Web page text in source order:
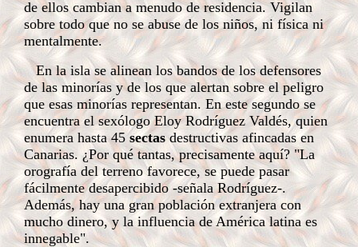
de ellos cambian a menudo de residencia. Vigilan
sobre todo que no se abuse de los niños, ni física ni
mentalmente.
En la isla se alinean los bandos de los defensores
de las minorías y de los que alertan sobre el peligro
que esas minorías representan. En este segundo se
encuentra el sexólogo Eloy Rodríguez Valdés, quien
enumera hasta 45sectasdestructivas afincadas en
Canarias. ¿Por qué tantas, precisamente aquí? "La
orografía del terreno favorece, se puede pasar
fácilmente desapercibido -señala Rodríguez-.
Además, hay una gran población extranjera con
mucho dinero, y la influencia de América latina es
innegable".